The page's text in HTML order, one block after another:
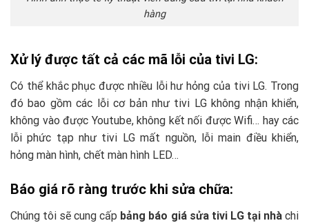
hàng
Xử lý được tất cả các mã lỗi của tivi LG:
Có thể khắc phục được nhiều lỗi hư hỏng của tivi LG. Trong
đó bao gồm các lỗi cơ bản như tivi LG không nhận khiển,
không vào được Youtube, không kết nối được Wifi… hay các
lỗi phức tạp như tivi LG mất nguồn, lỗi main điều khiển,
hỏng màn hình, chết màn hình LED…
Báo giá rõ ràng trước khi sửa chữa:
Chúng tôi sẽ cung cấp bảng báo giá sửa tivi LG tại nhàchi